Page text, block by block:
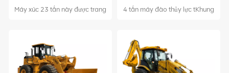
Máy xúc 23 tấn này được trang
EPA, cung cấp năng lượng
mạnh mẽ. Công nghệ dòng
chảy kết hợp bơm kép làm
4 tấn máy đào thủy lực tKhung
những khu vực chật hẹp nhất.
Cải thiện đáng kể độ tin cậy, sự
thoải mái và an toàn của toàn
bộ máy.